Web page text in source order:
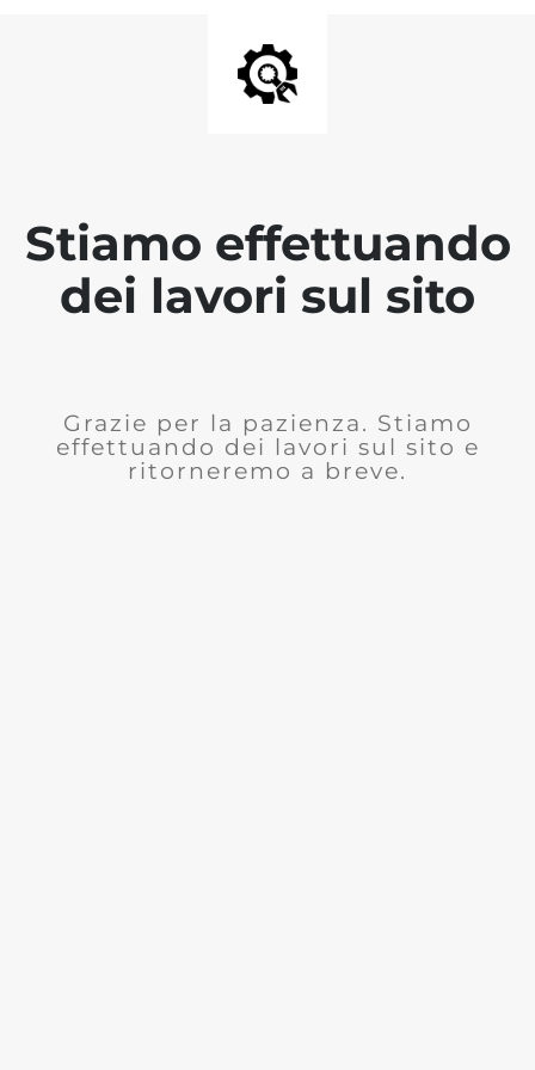
Stiamo effettuando
dei lavori sul sito
Grazie per la pazienza. Stiamo
effettuando dei lavori sul sito e
ritorneremo a breve.